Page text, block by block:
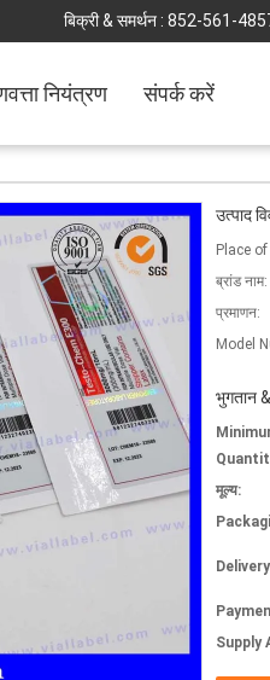
बिक्री & समर्थन : 852-561-
नियंत्रण संपर्क करें
उत्पाद
Place
ब्रांड नाम:
प्रमाणन:
Model
भुगतान
मूल्य:
Supply